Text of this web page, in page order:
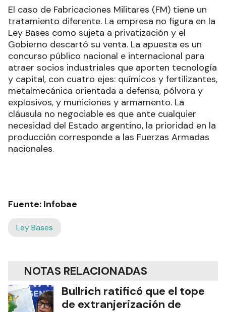
El caso de Fabricaciones Militares (FM) tiene un
tratamiento diferente. La empresa no figura en la
Ley Bases como sujeta a privatización y el
Gobierno descartó su venta. La apuesta es un
concurso público nacional e internacional para
atraer socios industriales que aporten tecnología
y capital, con cuatro ejes: químicos y fertilizantes,
metalmecánica orientada a defensa, pólvora y
explosivos, y municiones y armamento. La
cláusula no negociable es que ante cualquier
necesidad del Estado argentino, la prioridad en la
producción corresponde a las Fuerzas Armadas
nacionales.
Fuente: Infobae
Ley Bases
NOTAS RELACIONADAS
Bullrich ratificó que el tope
de extranjerización de